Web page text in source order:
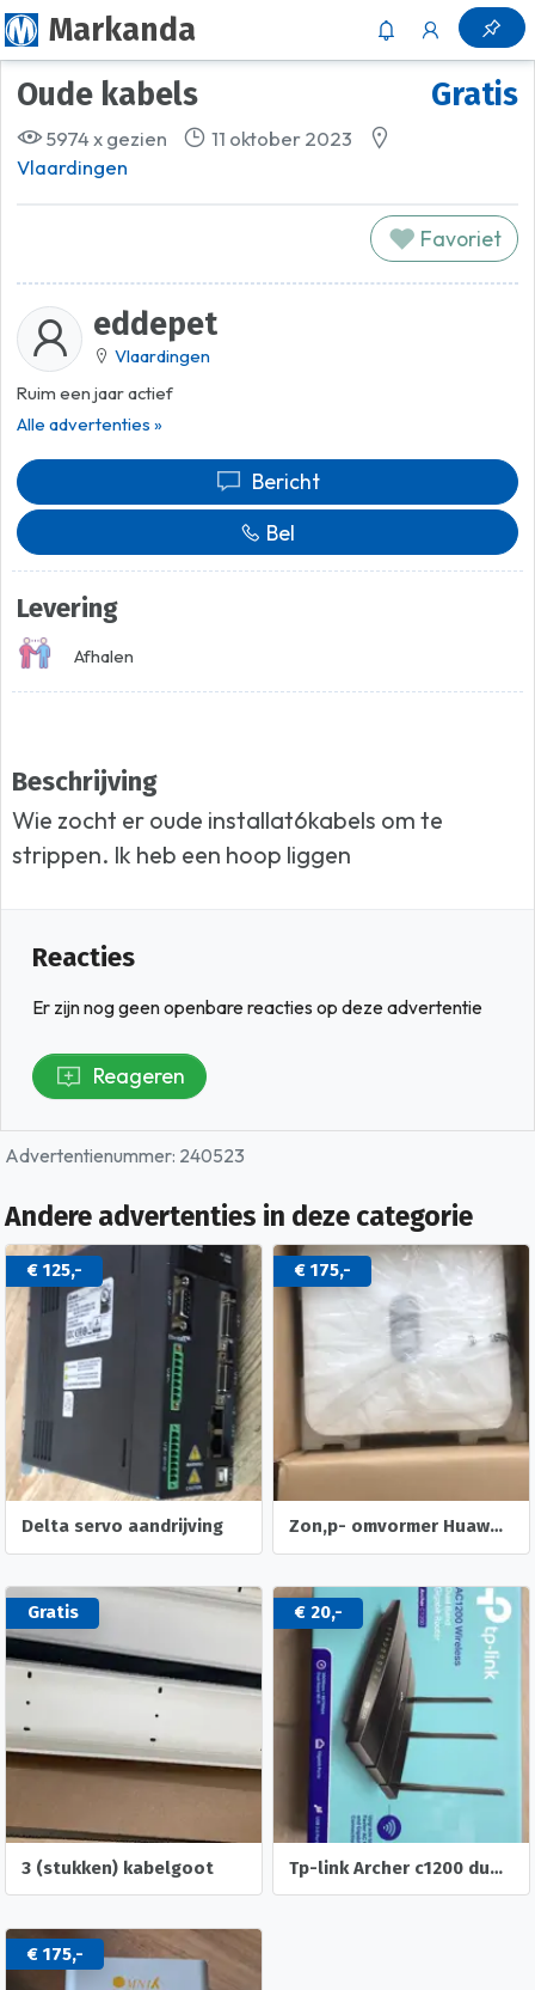
Markanda
Gratis
Oude kabels
5974 x gezien
11 oktober 2023
Vlaardingen
Favoriet
eddepet
Vlaardingen
Ruim een jaar actief
Alle advertenties »
Bericht
Bel
Levering
Afhalen
Beschrijving
Wie zocht er oude installat6kabels om te
strippen. Ik heb een hoop liggen
Reacties
Er zijn nog geen openbare reacties op deze advertentie
Reageren
Advertentienummer: 240523
Andere advertenties in deze categorie
€ 125,-
Delta servo aandrijving
€ 175,-
Zon,p- omvormer Huawei sun2000-4ktl/1 fase
Gratis
3 (stukken) kabelgoot
€ 20,-
Tp-link Archer c1200 dual band gigabit router
€ 175,-